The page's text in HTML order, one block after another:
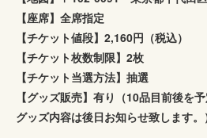
【座席】全席指定
【チケット値段】2,160円（税込）
【チケット枚数制限】2枚
【チケット当選方法】抽選
【グッズ販売】有り（10品目前後を
グッズ内容は後日お知らせ致します。